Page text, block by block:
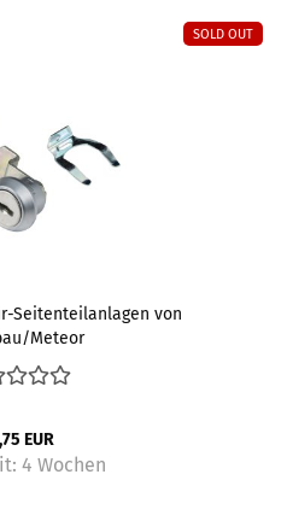
SOLD OUT
Seitenteilanlagen von
Meteor
EUR
4 Wochen